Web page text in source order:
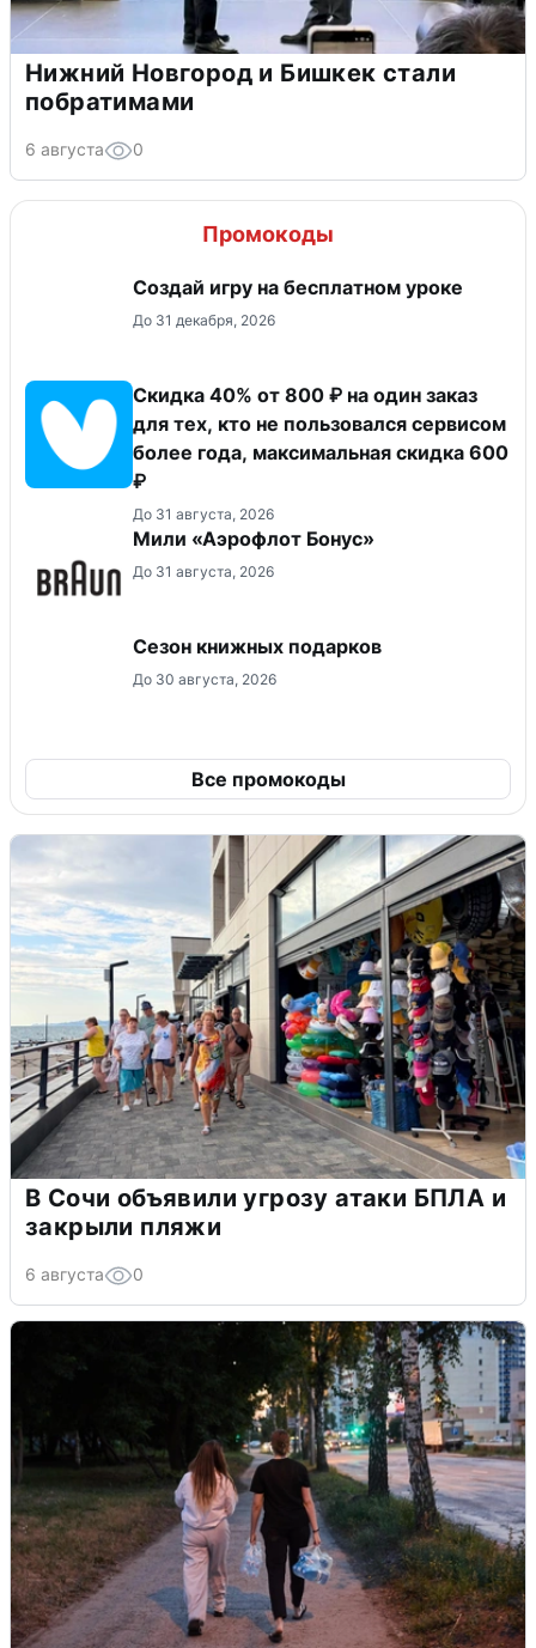
Нижний Новгород и Бишкек стали
побратимами
6 августа 0
Промокоды
Создай игру на бесплатном уроке
До 31 декабря, 2026
Скидка 40% от 800 ₽ на один заказ
для тех, кто не пользовался сервисом
более года, максимальная скидка 600
₽
До 31 августа, 2026
Мили «Аэрофлот Бонус»
До 31 августа, 2026
Сезон книжных подарков
До 30 августа, 2026
Все промокоды
В Сочи объявили угрозу атаки БПЛА и
закрыли пляжи
6 августа 0